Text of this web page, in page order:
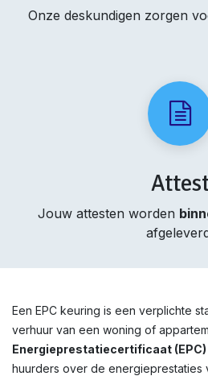
Onze deskundigen zorgen
Jouw attesten worden
Een EPC keuring is een verplichte
verhuur van een woning of
Energieprestatiecertificaat (EPC)
huurders over de energieprestaties